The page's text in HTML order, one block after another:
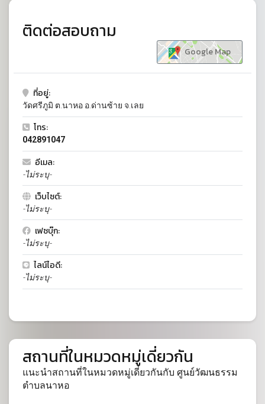
ติดต่อสอบถาม
Google Map
ที่อยู่:
วัดศรีภูมิ ต.นาหอ อ.ด่านซ้าย จ.เลย
โทร:
042891047
อีเมล:
-ไม่ระบุ-
เว็บไซต์:
-ไม่ระบุ-
เฟซบุ๊ก:
-ไม่ระบุ-
ไลน์ไอดี:
-ไม่ระบุ-
สถานที่ในหมวดหมู่เดี่ยวกัน
แนะนำสถานที่ในหมวดหมู่เดี่ยวกันกับ ศูนย์วัฒนธรรม
ตำบลนาหอ